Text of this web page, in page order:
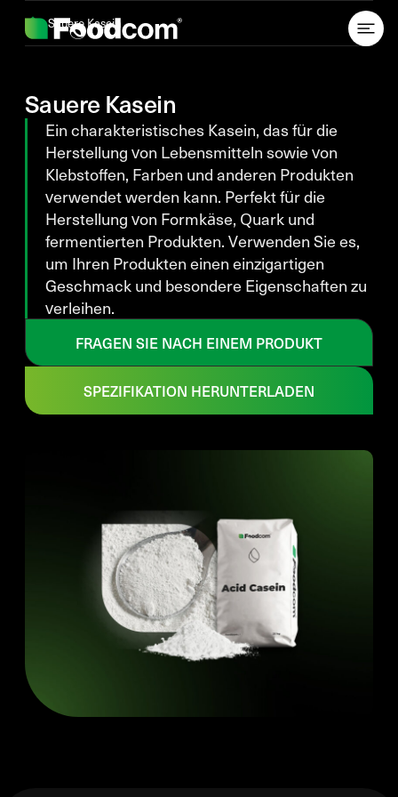
Sauere Kasein
Sauere Kasein
Ein charakteristisches Kasein, das für die
Herstellung von Lebensmitteln sowie von
Klebstoffen, Farben und anderen Produkten
verwendet werden kann. Perfekt für die
Herstellung von Formkäse, Quark und
fermentierten Produkten. Verwenden Sie es,
um Ihren Produkten einen einzigartigen
Geschmack und besondere Eigenschaften zu
verleihen.
FRAGEN SIE NACH EINEM PRODUKT
SPEZIFIKATION HERUNTERLADEN